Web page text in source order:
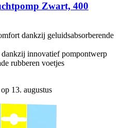
Zwart, 400
dankzij geluidsabsorberende
innovatief pompontwerp
rubberen voetjes
13. augustus